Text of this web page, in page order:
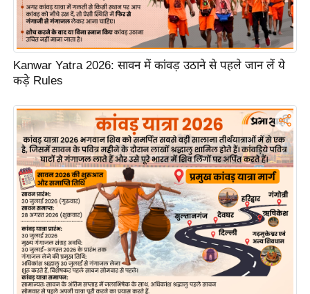
हि
त्य
ज
ग
त
ऑ
टो
व
र्ल्ड
न्यू
ज
ब्री
फ
म
नो
Kanwar Yatra 2026: सावन में कांवड़ उठाने से पहले जान लें ये
कड़े Rules